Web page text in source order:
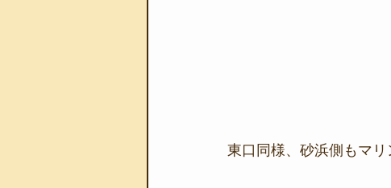
東口同様、砂浜側もマリ